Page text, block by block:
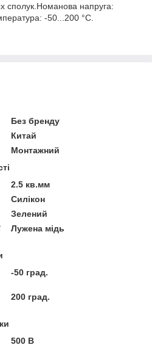
сполук.Номанова напруга:
-50...200 °C.
Без бренду
Китай
Монтажний
2.5 кв.мм
Силікон
Зелений
Лужена мідь
-50 град.
200 град.
500 В